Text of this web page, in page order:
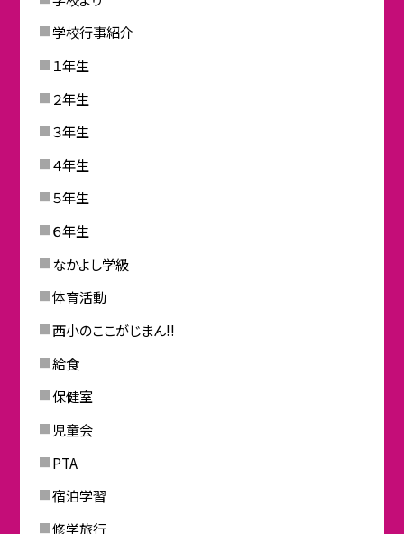
学校行事紹介
１年生
２年生
３年生
４年生
５年生
６年生
なかよし学級
体育活動
西小のここがじまん!!
給食
保健室
児童会
PTA
宿泊学習
修学旅行